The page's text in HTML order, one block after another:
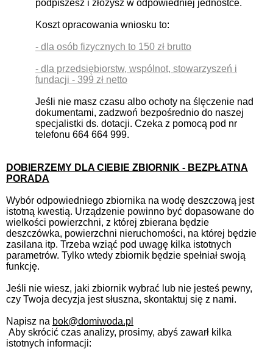
podpiszesz i złożysz w odpowiedniej jednostce.
Koszt opracowania wniosku to:
- dla osób fizycznych to 150 zł brutto
- dla przedsiębiorstw, wspólnot, stowarzyszeń i
fundacji - 399 zł netto
Jeśli nie masz czasu albo ochoty na ślęczenie nad
dokumentami, zadzwoń bezpośrednio do naszej
specjalistki ds. dotacji. Czeka z pomocą pod nr
telefonu 664 664 999.
DOBIERZEMY DLA CIEBIE ZBIORNIK - BEZPŁATNA
PORADA
Wybór odpowiedniego zbiornika na wodę deszczową jest
istotną kwestią. Urządzenie powinno być dopasowane do
wielkości powierzchni, z której zbierana będzie
deszczówka, powierzchni nieruchomości, na której będzie
zasilana itp. Trzeba wziąć pod uwagę kilka istotnych
parametrów. Tylko wtedy zbiornik będzie spełniał swoją
funkcję.
Jeśli nie wiesz, jaki zbiornik wybrać lub nie jesteś pewny,
czy Twoja decyzja jest słuszna, skontaktuj się z nami.
Napisz na bok@domiwoda.pl
Aby skrócić czas analizy, prosimy, abyś zawarł kilka
istotnych informacji: